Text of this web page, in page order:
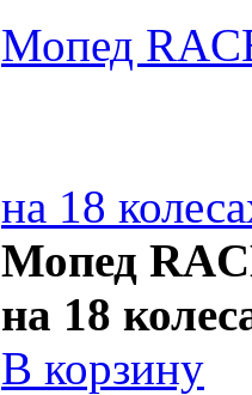
Мопед
на 18
Мопед
на 18
В корзину